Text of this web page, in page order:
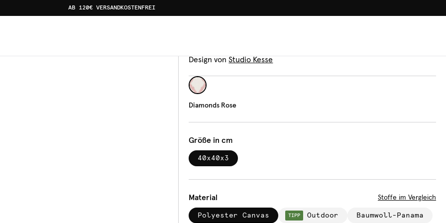
AB 120€ VERSANDKOSTENFREI
Sitzkissen
Design von Studio Kesse
Diamonds Rose
Größe in cm
40x40x3
Material Stoffe im Vergleich
Polyester Canvas TIPP Outdoor Baumwoll-Panama